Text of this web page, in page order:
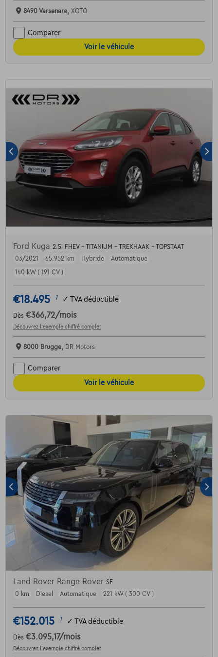
8490 Varsenare, XOTO
Comparer
Voir le véhicule
Ford Kuga 2.5i FHEV - TITANIUM - TREKHAAK - TOPSTAAT
03/2021
65.952 km Hybride
Automatique
140 kW ( 191 CV )
€18.495 1 ✓ TVA déductible
Dès €366,72/mois
Découvrez l’exemple chiffré complet
8000 Brugge, DR Motors
Comparer
Voir le véhicule
Land Rover Range Rover SE
0 km
Diesel Automatique 221 kW ( 300 CV )
€152.015 1 ✓ TVA déductible
Dès €3.095,17/mois
Découvrez l’exemple chiffré complet